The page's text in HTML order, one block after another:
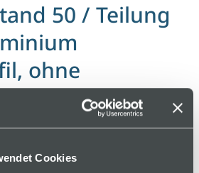
Cookies
50 / Teilung
ohne
/ Alte Materialnummer: